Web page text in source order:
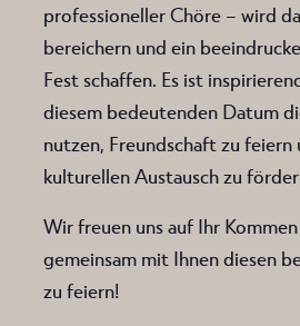
professioneller Chöre – wird
bereichern und ein
Fest schaffen. Es ist
diesem bedeutenden Datum
nutzen, Freundschaft zu feiern
kulturellen Austausch zu
Wir freuen uns auf Ihr Kommen
gemeinsam mit Ihnen diesen
zu feiern!